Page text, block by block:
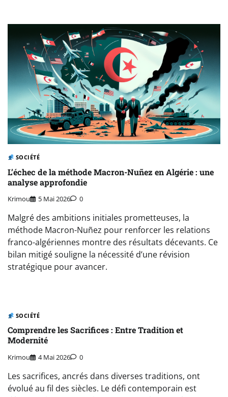
SOCIÉTÉ
L’échec de la méthode Macron-Nuñez en Algérie : une
analyse approfondie
Krimou 5 Mai 2026 0
Malgré des ambitions initiales prometteuses, la
méthode Macron-Nuñez pour renforcer les relations
franco-algériennes montre des résultats décevants. Ce
bilan mitigé souligne la nécessité d’une révision
stratégique pour avancer.
SOCIÉTÉ
Comprendre les Sacrifices : Entre Tradition et
Modernité
Krimou 4 Mai 2026 0
Les sacrifices, ancrés dans diverses traditions, ont
évolué au fil des siècles. Le défi contemporain est